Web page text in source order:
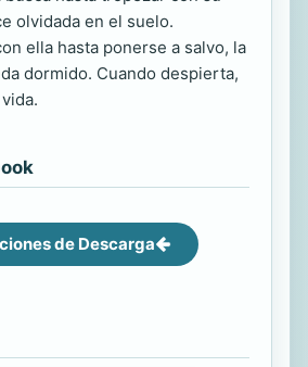
olvidada en el suelo.
ella hasta ponerse a salvo, la
dormido. Cuando despierta,
de Descarga